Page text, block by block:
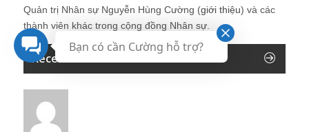
Quản trị Nhân sự Nguyễn Hùng Cường (giới thiệu) và các
thành viên khác trong cộng đồng Nhân sự.
Recent Comments
Bạn có cần Cường hỗ trợ?